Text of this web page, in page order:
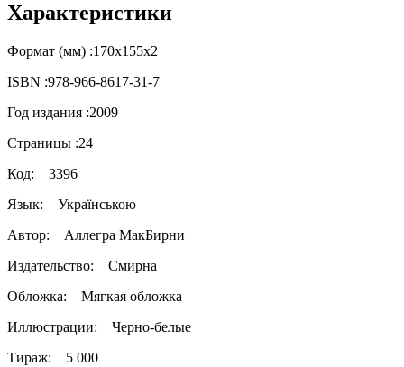
Характеристики
Формат (мм) :170х155х2
ISBN :978-966-8617-31-7
Год издания :2009
Страницы :24
Код: 3396
Язык: Українською
Автор:
Аллегра МакБирни
Издательство:
Смирна
Обложка: Мягкая обложка
Иллюстрации: Черно-белые
Тираж: 5 000